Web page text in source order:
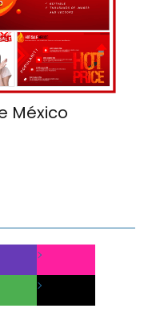
México